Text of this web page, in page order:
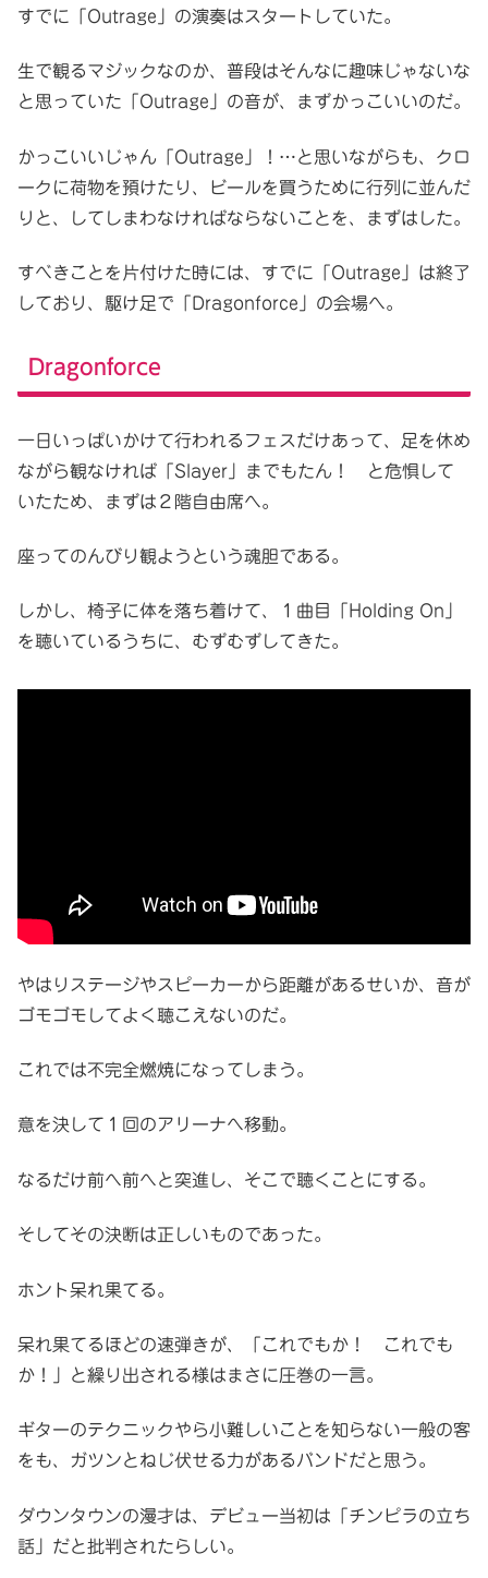
すでに「Outrage」の演奏はスタートしていた。
生で観るマジックなのか、普段はそんなに趣味じゃないな
と思っていた「Outrage」の音が、まずかっこいいのだ。
かっこいいじゃん「Outrage」！…と思いながらも、クロ
ークに荷物を預けたり、ビールを買うために行列に並んだ
りと、してしまわなければならないことを、まずはした。
すべきことを片付けた時には、すでに「Outrage」は終了
しており、駆け足で「Dragonforce」の会場へ。
Dragonforce
一日いっぱいかけて行われるフェスだけあって、足を休め
ながら観なければ「Slayer」までもたん！ と危惧して
いたため、まずは２階自由席へ。
座ってのんびり観ようという魂胆である。
しかし、椅子に体を落ち着けて、１曲目「Holding On」
を聴いているうちに、むずむずしてきた。
やはりステージやスピーカーから距離があるせいか、音が
ゴモゴモしてよく聴こえないのだ。
これでは不完全燃焼になってしまう。
意を決して１回のアリーナへ移動。
なるだけ前へ前へと突進し、そこで聴くことにする。
そしてその決断は正しいものであった。
ホント呆れ果てる。
呆れ果てるほどの速弾きが、「これでもか！ これでも
か！」と繰り出される様はまさに圧巻の一言。
ギターのテクニックやら小難しいことを知らない一般の客
をも、ガツンとねじ伏せる力があるバンドだと思う。
ダウンタウンの漫才は、デビュー当初は「チンピラの立ち
話」だと批判されたらしい。